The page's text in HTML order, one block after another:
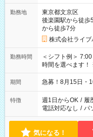
勤務地
東京都文京区
後楽園駅から徒歩
から徒歩7分
株式会社ライブ
勤務時間
＜シフト例＞ 7:00～23:00
時間を選べます
期間 急募！8月15日・
特徴 週1日からOK / 履
電話対応なし / パ
気になる！